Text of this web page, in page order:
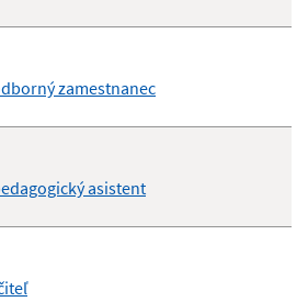
zamestnanec
asistent